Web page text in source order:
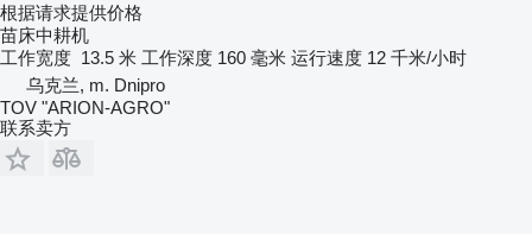
根据请求提供价格
苗床中耕机
工作宽度 13.5 米 工作深度 160 毫米 运行速度 12 千米/小时
乌克兰, m. Dnipro
TOV "ARION-AGRO"
联系卖方